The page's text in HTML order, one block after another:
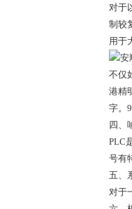
对于
制较
用于
不仅
港精
字。
四、
PLC
号有
五、
对于